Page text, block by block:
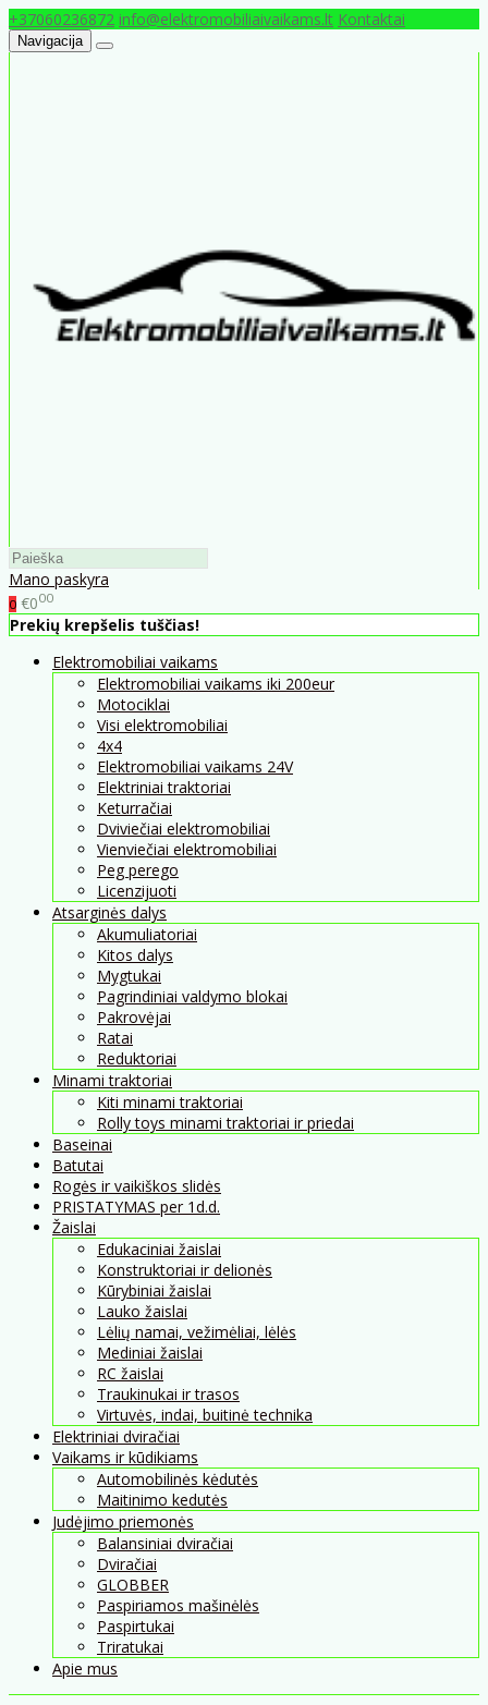
+37060236872 info@elektromobiliaivaikams.lt Kontaktai
Navigacija
Mano paskyra
0 €000
Prekių krepšelis tuščias!
Elektromobiliai vaikams
Elektromobiliai vaikams iki 200eur
Motociklai
Visi elektromobiliai
4x4
Elektromobiliai vaikams 24V
Elektriniai traktoriai
Keturračiai
Dviviečiai elektromobiliai
Vienviečiai elektromobiliai
Peg perego
Licenzijuoti
Atsarginės dalys
Akumuliatoriai
Kitos dalys
Mygtukai
Pagrindiniai valdymo blokai
Pakrovėjai
Ratai
Reduktoriai
Minami traktoriai
Kiti minami traktoriai
Rolly toys minami traktoriai ir priedai
Baseinai
Batutai
Rogės ir vaikiškos slidės
PRISTATYMAS per 1d.d.
Žaislai
Edukaciniai žaislai
Konstruktoriai ir delionės
Kūrybiniai žaislai
Lauko žaislai
Lėlių namai, vežimėliai, lėlės
Mediniai žaislai
RC žaislai
Traukinukai ir trasos
Virtuvės, indai, buitinė technika
Elektriniai dviračiai
Vaikams ir kūdikiams
Automobilinės kėdutės
Maitinimo kedutės
Judėjimo priemonės
Balansiniai dviračiai
Dviračiai
GLOBBER
Paspiriamos mašinėlės
Paspirtukai
Triratukai
Apie mus